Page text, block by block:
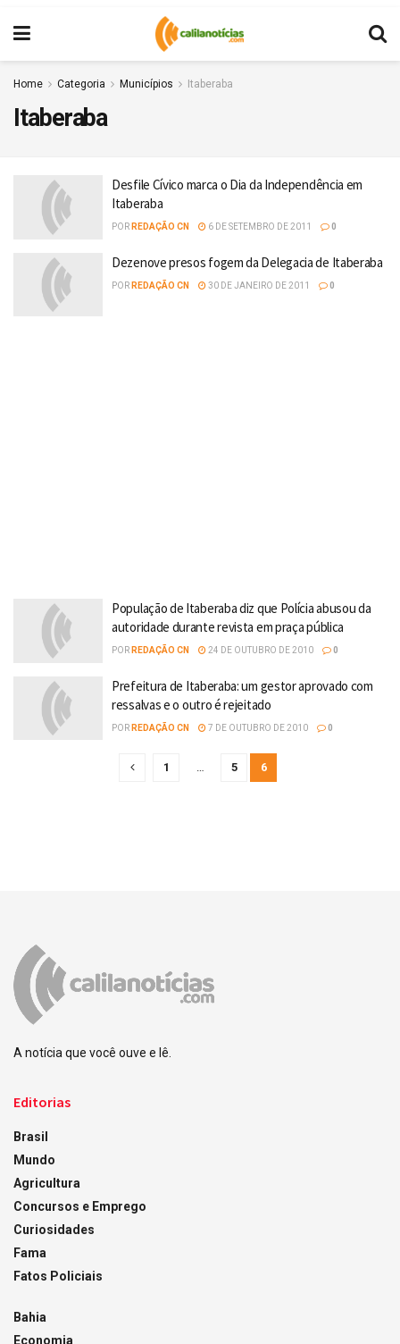
Home Categoria Municípios Itaberaba
Itaberaba
Desfile Cívico marca o Dia da Independência em
Itaberaba
POR REDAÇÃO CN 6 DE SETEMBRO DE 2011 0
Dezenove presos fogem da Delegacia de Itaberaba
POR REDAÇÃO CN 30 DE JANEIRO DE 2011 0
População de Itaberaba diz que Polícia abusou da
autoridade durante revista em praça pública
POR REDAÇÃO CN 24 DE OUTUBRO DE 2010 0
Prefeitura de Itaberaba: um gestor aprovado com
ressalvas e o outro é rejeitado
POR REDAÇÃO CN 7 DE OUTUBRO DE 2010 0
1 … 5 6
A notícia que você ouve e lê.
Editorias
Brasil
Mundo
Agricultura
Concursos e Emprego
Curiosidades
Fama
Fatos Policiais
Bahia
Economia